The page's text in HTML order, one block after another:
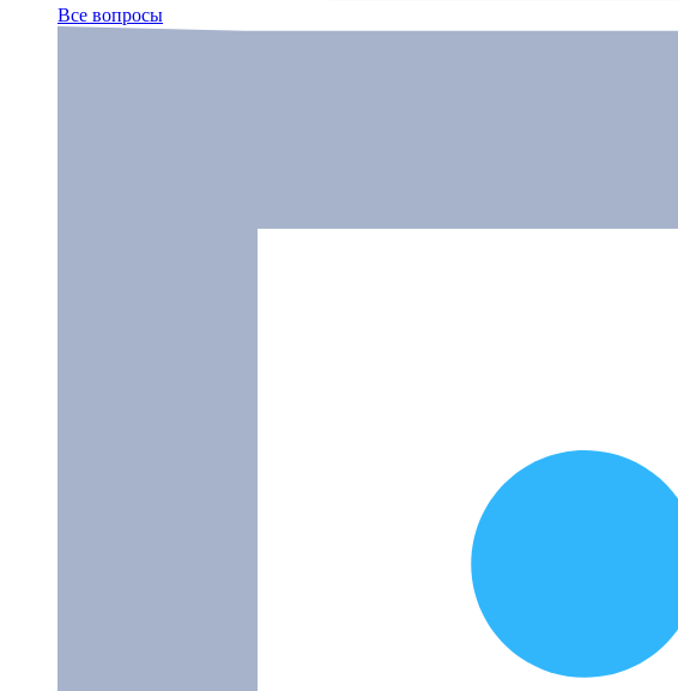
Все вопросы